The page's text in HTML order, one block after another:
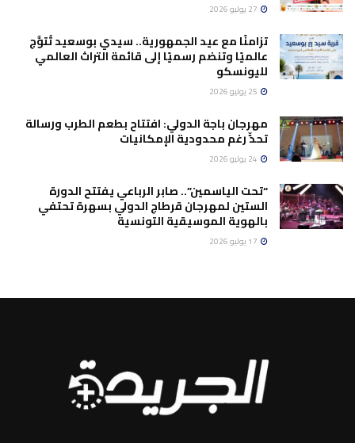
تزامنًا مع عيد الجمهورية.. سيدي بوسعيد تُتوَّج
عالميًا وتنضم رسميًا إلى قائمة التراث العالمي
لليونسكو
مهرجان باجة الدولي: افتتاح بطعم الطرب ورسالة
تحدٍّ رغم محدودية الإمكانيات
“تحت الياسمين”.. صابر الرباعي يفتتح الدورة
الستين لمهرجان قرطاج الدولي بسهرة تحتفي
بالهوية الموسيقية التونسية